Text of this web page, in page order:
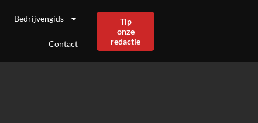
Bedrijvengids
Contact
Tip
onze
redactie